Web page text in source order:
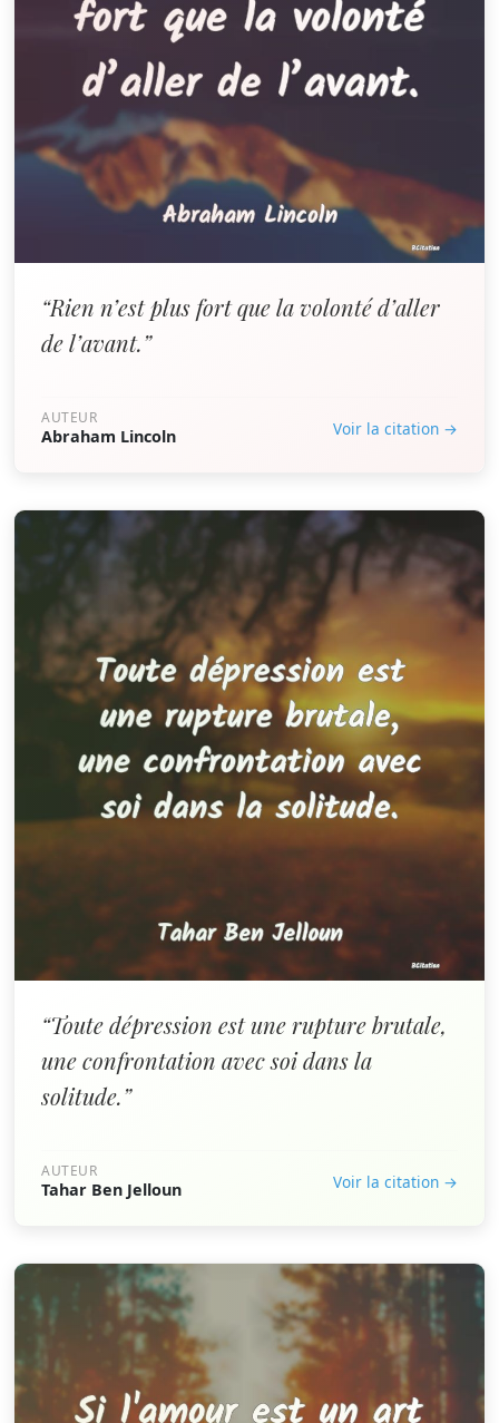
“Rien n’est plus fort que la volonté d’aller
de l’avant.”
AUTEUR
Abraham Lincoln Voir la citation →
“Toute dépression est une rupture brutale,
une confrontation avec soi dans la
solitude.”
AUTEUR
Tahar Ben Jelloun Voir la citation →